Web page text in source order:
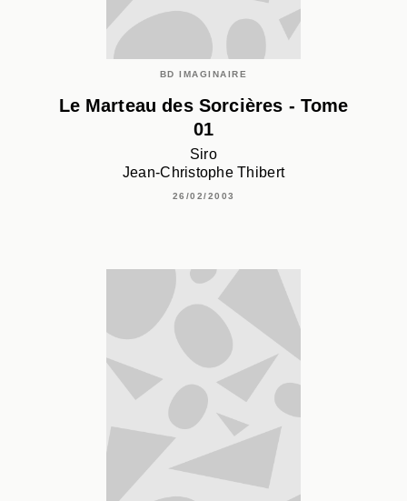
BD IMAGINAIRE
Le Marteau des Sorcières - Tome
01
Siro
Jean-Christophe Thibert
26/02/2003